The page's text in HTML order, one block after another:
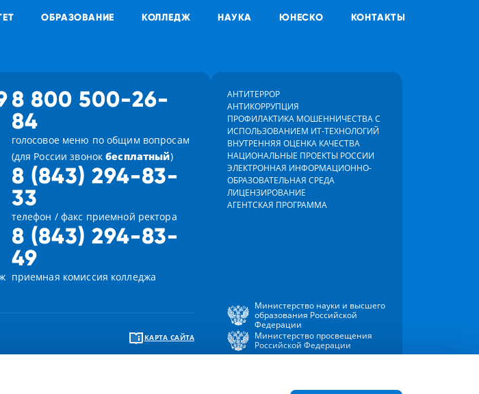
ОБРАЗОВАНИЕ КОЛЛЕДЖ НАУКА ЮНЕСКО КОНТАКТЫ
8 800 500-26-
84
голосовое меню по общим вопросам
(для России звонокбесплатный)
8 (843) 294-83-
33
телефон / факс приемной ректора
8 (843) 294-83-
49
приемная комиссия колледжа
КАРТА САЙТА
АНТИТЕРРОР
АНТИКОРРУПЦИЯ
ПРОФИЛАКТИКА МОШЕННИЧЕСТВА С
ИСПОЛЬЗОВАНИЕМ ИТ-ТЕХНОЛОГИЙ
ВНУТРЕННЯЯ ОЦЕНКА КАЧЕСТВА
НАЦИОНАЛЬНЫЕ ПРОЕКТЫ РОССИИ
ЭЛЕКТРОННАЯ ИНФОРМАЦИОННО-
ОБРАЗОВАТЕЛЬНАЯ СРЕДА
ЛИЦЕНЗИРОВАНИЕ
АГЕНТСКАЯ ПРОГРАММА
Министерство науки и высшего
образования Российской
Федерации
Министерство просвещения
Российской Федерации